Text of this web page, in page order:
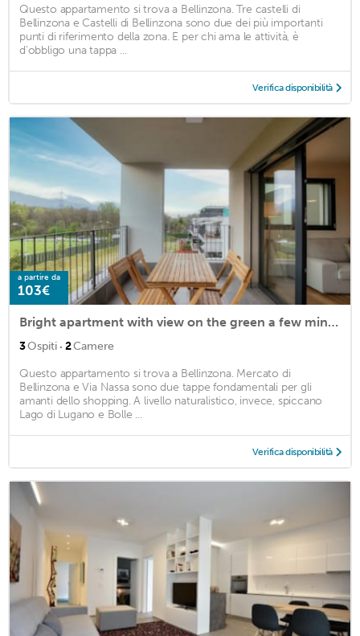
Questo appartamento si trova a Bellinzona. Tre castelli di
Bellinzona e Castelli di Bellinzona sono due dei più importanti
punti di riferimento della zona. E per chi ama le attività, è
d'obbligo una tappa ...
Verifica disponibilità
a partire da
103€
Bright apartment with view on the green a few minutes from Bellinzona (GRAPPOLI
3Ospiti · 2Camere
Questo appartamento si trova a Bellinzona. Mercato di
Bellinzona e Via Nassa sono due tappe fondamentali per gli
amanti dello shopping. A livello naturalistico, invece, spiccano
Lago di Lugano e Bolle ...
Verifica disponibilità